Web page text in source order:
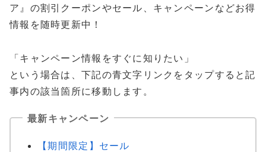
ア』の割引クーポンやセール、キャンペーンなどお得
情報を随時更新中！
「キャンペーン情報をすぐに知りたい」
という場合は、下記の青文字リンクをタップすると記
事内の該当箇所に移動します。
最新キャンペーン
【期間限定】セール